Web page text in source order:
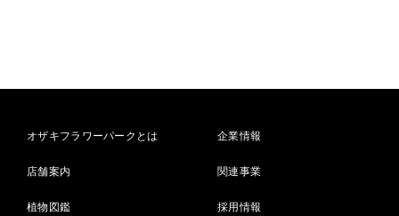
オザキフラワーパークとは
店舗案内
植物図鑑
企業情報
関連事業
採用情報